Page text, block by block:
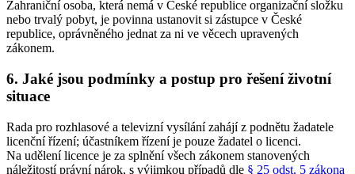
Zahraniční osoba, která nemá v České republice organizační složku
nebo trvalý pobyt, je povinna ustanovit si zástupce v České
republice, oprávněného jednat za ni ve věcech upravených
zákonem.
6. Jaké jsou podmínky a postup pro řešení životní
situace
Rada pro rozhlasové a televizní vysílání zahájí z podnětu žadatele
licenční řízení; účastníkem řízení je pouze žadatel o licenci.
Na udělení licence je za splnění všech zákonem stanovených
náležitostí právní nárok, s výjimkou případů dle § 25 odst. 5 zákona